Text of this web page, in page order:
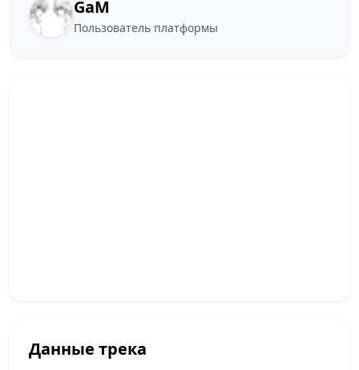
GaM
Пользователь платформы
Данные трека